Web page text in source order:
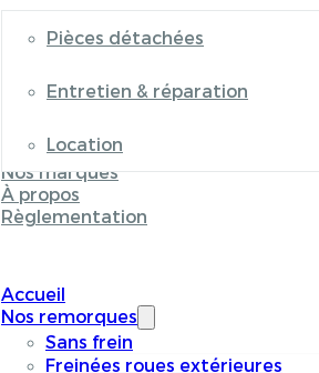
Pièces détachées
Entretien & réparation
Location
Nos marques
À propos
Règlementation
Accueil
Nos remorques
Sans frein
Freinées roues extérieures